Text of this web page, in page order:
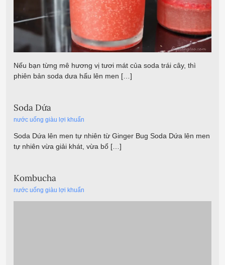
Nếu bạn từng mê hương vị tươi mát của soda trái cây, thì
phiên bản soda dưa hấu lên men […]
Soda Dứa
nước uống giàu lợi khuẩn
Soda Dứa lên men tự nhiên từ Ginger Bug Soda Dứa lên men
tự nhiên vừa giải khát, vừa bổ […]
Kombucha
nước uống giàu lợi khuẩn